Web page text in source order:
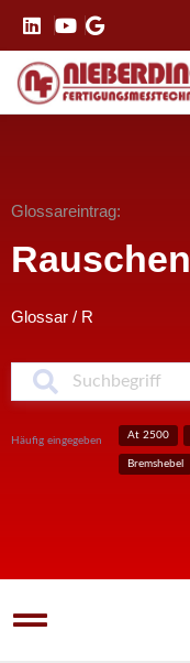
Glossareintrag:
Rauschen
Glossar / R
Häufig eingegeben At 2500
Bremshebel